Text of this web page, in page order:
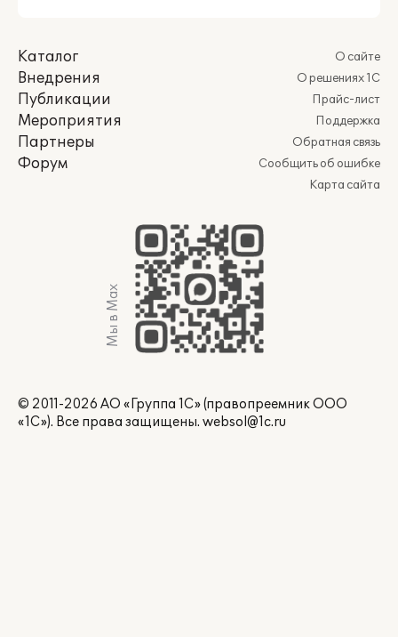
Каталог
Внедрения
Публикации
Мероприятия
Партнеры
Форум
О сайте
О решениях 1С
Прайс-лист
Поддержка
Обратная связь
Сообщить об ошибке
Карта сайта
Мы в Max
© 2011-2026 АО «Группа 1С» (правопреемник ООО
«1С»). Все права защищены. websol@1c.ru